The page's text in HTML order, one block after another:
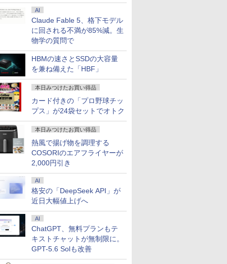
AI
Claude Fable 5、格下モデル
に回される不満が85%減。生
物学の質問で
HBMの速さとSSDの大容量
を兼ね備えた「HBF」
本日みつけたお買い得品
カード付きの「プロ野球チッ
プス」が24袋セットでオトク
本日みつけたお買い得品
熱風で揚げ物を調理する
COSORIのエアフライヤーが
2,000円引き
AI
格安の「DeepSeek API」が
近日大幅値上げへ
AI
ChatGPT、無料プランもテ
キストチャットが無制限に。
GPT-5.6 Solも改善